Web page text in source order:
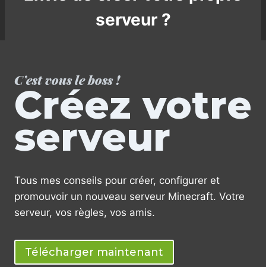
A
S
)
A
H
R
L
E
S
U
N
S
U
R
serveur ?
C’est vous le boss !
Créez votre
serveur
Tous mes conseils pour créer, configurer et
promouvoir un nouveau serveur Minecraft. Votre
serveur, vos règles, vos amis.
Télécharger maintenant